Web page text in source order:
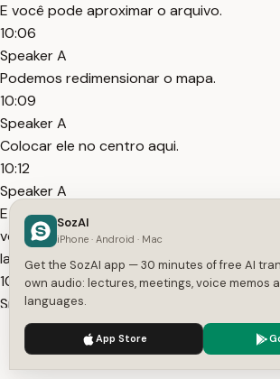
E você pode aproximar o arquivo.
10:06
Speaker A
Podemos redimensionar o mapa.
10:09
Speaker A
Colocar ele no centro aqui.
10:12
Speaker A
E é importante vocês lembrarem que
voltar a mexer nos outros itens que
layout.
10:20
Speaker A
É necessário desativar a opção mover o
ativar selecionar e mover item.
10:26
We use cookies to enhance your experience.
SozAI
iPhone · Android · Mac
Get the SozAI app — 30 minutes of free AI
own audio: lectures, meetings, voice memos
languages.
App Store